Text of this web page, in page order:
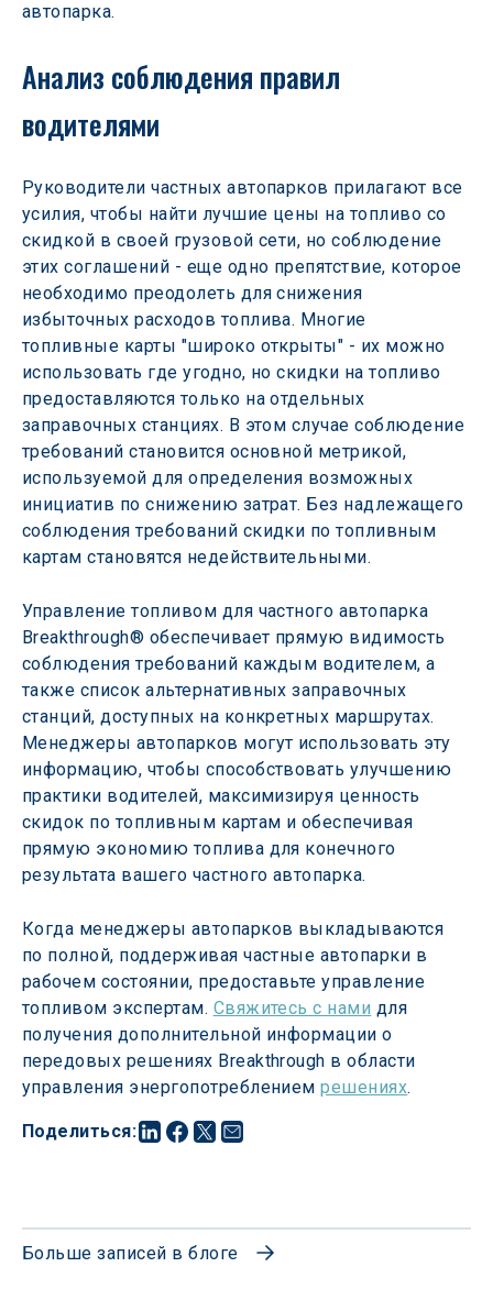
Поделиться:
автопарка.
Анализ соблюдения правил
водителями
Руководители частных автопарков прилагают все
усилия, чтобы найти лучшие цены на топливо со
скидкой в своей грузовой сети, но соблюдение
этих соглашений - еще одно препятствие, которое
необходимо преодолеть для снижения
избыточных расходов топлива. Многие
топливные карты "широко открыты" - их можно
использовать где угодно, но скидки на топливо
предоставляются только на отдельных
заправочных станциях. В этом случае соблюдение
требований становится основной метрикой,
используемой для определения возможных
инициатив по снижению затрат. Без надлежащего
соблюдения требований скидки по топливным
картам становятся недействительными.
Управление топливом для частного автопарка
Breakthrough® обеспечивает прямую видимость
соблюдения требований каждым водителем, а
также список альтернативных заправочных
станций, доступных на конкретных маршрутах.
Менеджеры автопарков могут использовать эту
информацию, чтобы способствовать улучшению
практики водителей, максимизируя ценность
скидок по топливным картам и обеспечивая
прямую экономию топлива для конечного
результата вашего частного автопарка.
Когда менеджеры автопарков выкладываются
по полной, поддерживая частные автопарки в
рабочем состоянии, предоставьте управление
топливом экспертам. Свяжитесь с нами для
получения дополнительной информации о
передовых решениях Breakthrough в области
управления энергопотреблением решениях.
Больше записей в блоге